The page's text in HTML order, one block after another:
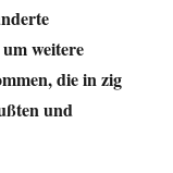
weitere
die in zig
und